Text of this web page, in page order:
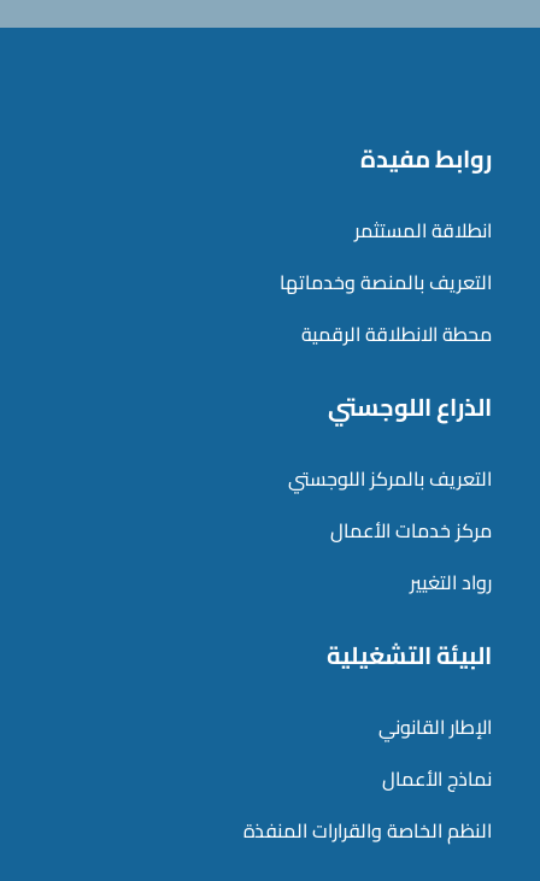
روابط مفيدة
انطلاقة المستثمر
التعريف بالمنصة وخدماتها
محطة الانطلاقة الرقمية
الذراع اللوجستي
التعريف بالمركز اللوجستي
مركز خدمات الأعمال
رواد التغيير
البيئة التشغيلية
الإطار القانوني
نماذج الأعمال
النظم الخاصة والقرارات المنفذة